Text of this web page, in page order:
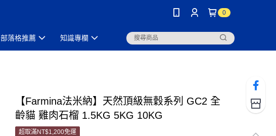
0
部落格推薦 知識專欄
【Farmina法米納】天然頂級無穀系列 GC2 全
齡貓 雞肉石榴 1.5KG 5KG 10KG
超取滿NT$1,200免運